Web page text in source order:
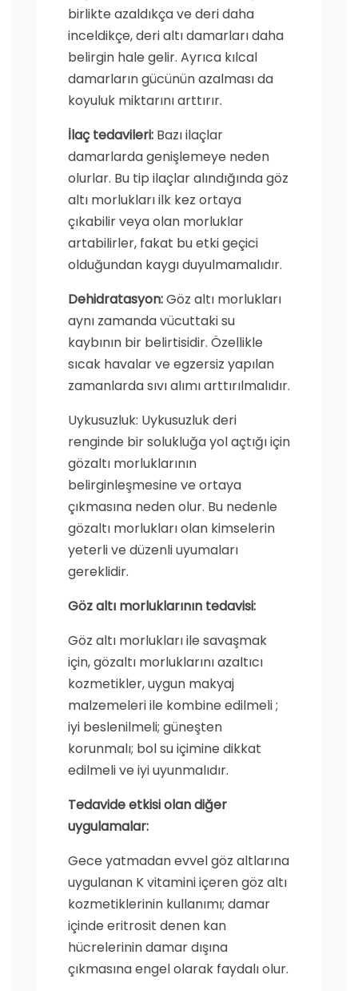
birlikte azaldıkça ve deri daha
inceldikçe, deri altı damarları daha
belirgin hale gelir. Ayrıca kılcal
damarların gücünün azalması da
koyuluk miktarını arttırır.
İlaç tedavileri: Bazı ilaçlar
damarlarda genişlemeye neden
olurlar. Bu tip ilaçlar alındığında göz
altı morlukları ilk kez ortaya
çıkabilir veya olan morluklar
artabilirler, fakat bu etki geçici
olduğundan kaygı duyulmamalıdır.
Dehidratasyon:Göz altı morlukları
aynı zamanda vücuttaki su
kaybının bir belirtisidir. Özellikle
sıcak havalar ve egzersiz yapılan
zamanlarda sıvı alımı arttırılmalıdır.
Uykusuzluk: Uykusuzluk deri
renginde bir solukluğa yol açtığı için
gözaltı morluklarının
belirginleşmesine ve ortaya
çıkmasına neden olur. Bu nedenle
gözaltı morlukları olan kimselerin
yeterli ve düzenli uyumaları
gereklidir.
Göz altı morluklarının tedavisi:
Göz altı morlukları ile savaşmak
için, gözaltı morluklarını azaltıcı
kozmetikler, uygun makyaj
malzemeleri ile kombine edilmeli ;
iyi beslenilmeli; güneşten
korunmalı; bol su içimine dikkat
edilmeli ve iyi uyunmalıdır.
Tedavide etkisi olan diğer
uygulamalar:
Gece yatmadan evvel göz altlarına
uygulanan K vitamini içeren göz altı
kozmetiklerinin kullanımı; damar
içinde eritrosit denen kan
hücrelerinin damar dışına
çıkmasına engel olarak faydalı olur.